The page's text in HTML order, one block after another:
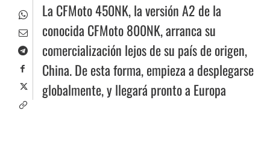
La CFMoto 450NK, la versión A2 de la
conocida CFMoto 800NK, arranca su
comercialización lejos de su país de origen,
China. De esta forma, empieza a desplegarse
globalmente, y llegará pronto a Europa